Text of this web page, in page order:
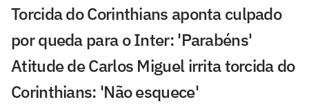
Torcida do Corinthians aponta culpado
por queda para o Inter: 'Parabéns'
Atitude de Carlos Miguel irrita torcida do
Corinthians: 'Não esquece'